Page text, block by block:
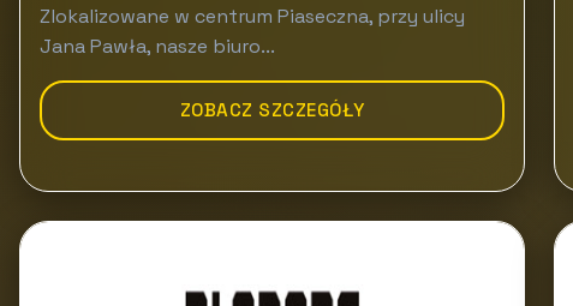
Zlokalizowane w centrum Piaseczna, przy ulicy
Jana Pawła, nasze biuro...
ZOBACZ SZCZEGÓŁY